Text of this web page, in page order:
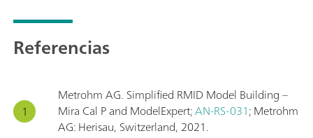
Referencias
Metrohm AG. Simplified RMID Model Building –
Mira Cal P and ModelExpert;AN-RS-031; Metrohm
AG: Herisau, Switzerland, 2021.